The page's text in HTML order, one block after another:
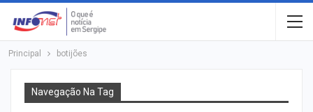
Principal botijões
Navegação Na Tag